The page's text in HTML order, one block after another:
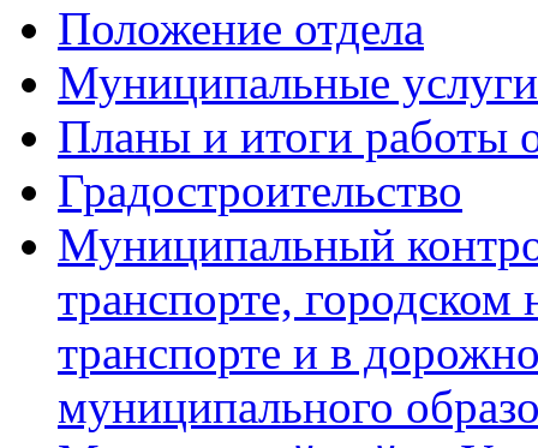
Положение отдела
Муниципальные услуги
Планы и итоги работы
Градостроительство
Муниципальный
транспорте, городском
транспорте и в
муниципального